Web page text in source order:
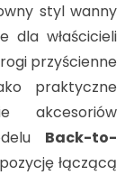
styl wanny
dla właścicieli
przyścienne
praktyczne
akcesoriów
Back-to-
łączącą